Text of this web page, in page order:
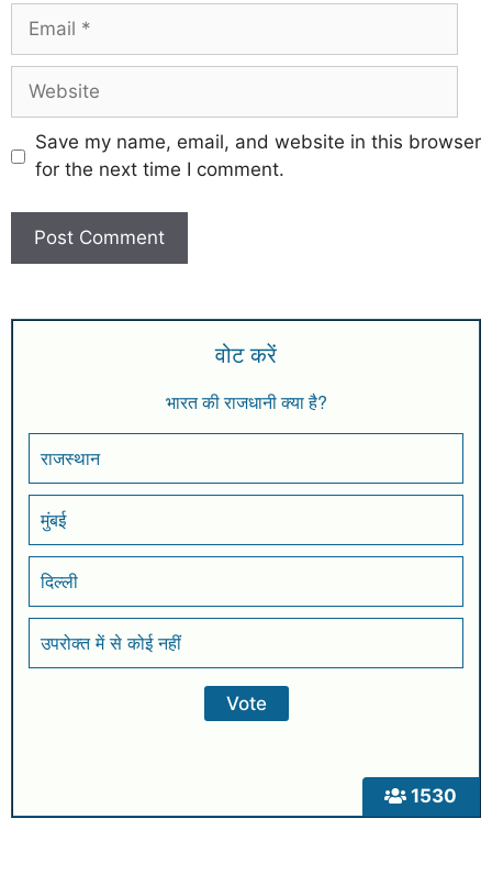
Save my name, email, and website in this browser
for the next time I comment.
1530
वोट करें
भारत की राजधानी क्या है?
राजस्थान
मुंबई
दिल्ली
उपरोक्त में से कोई नहीं